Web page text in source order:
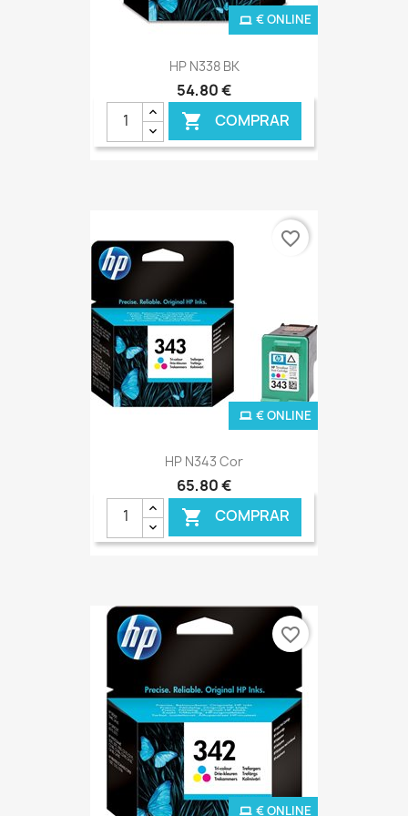
HP N338 BK
54,80 €
 COMPRAR
€ ONLINE
HP N343 Cor
65,80 €
 COMPRAR
€ ONLINE
favorite_border
€ ONLINE
favorite_border